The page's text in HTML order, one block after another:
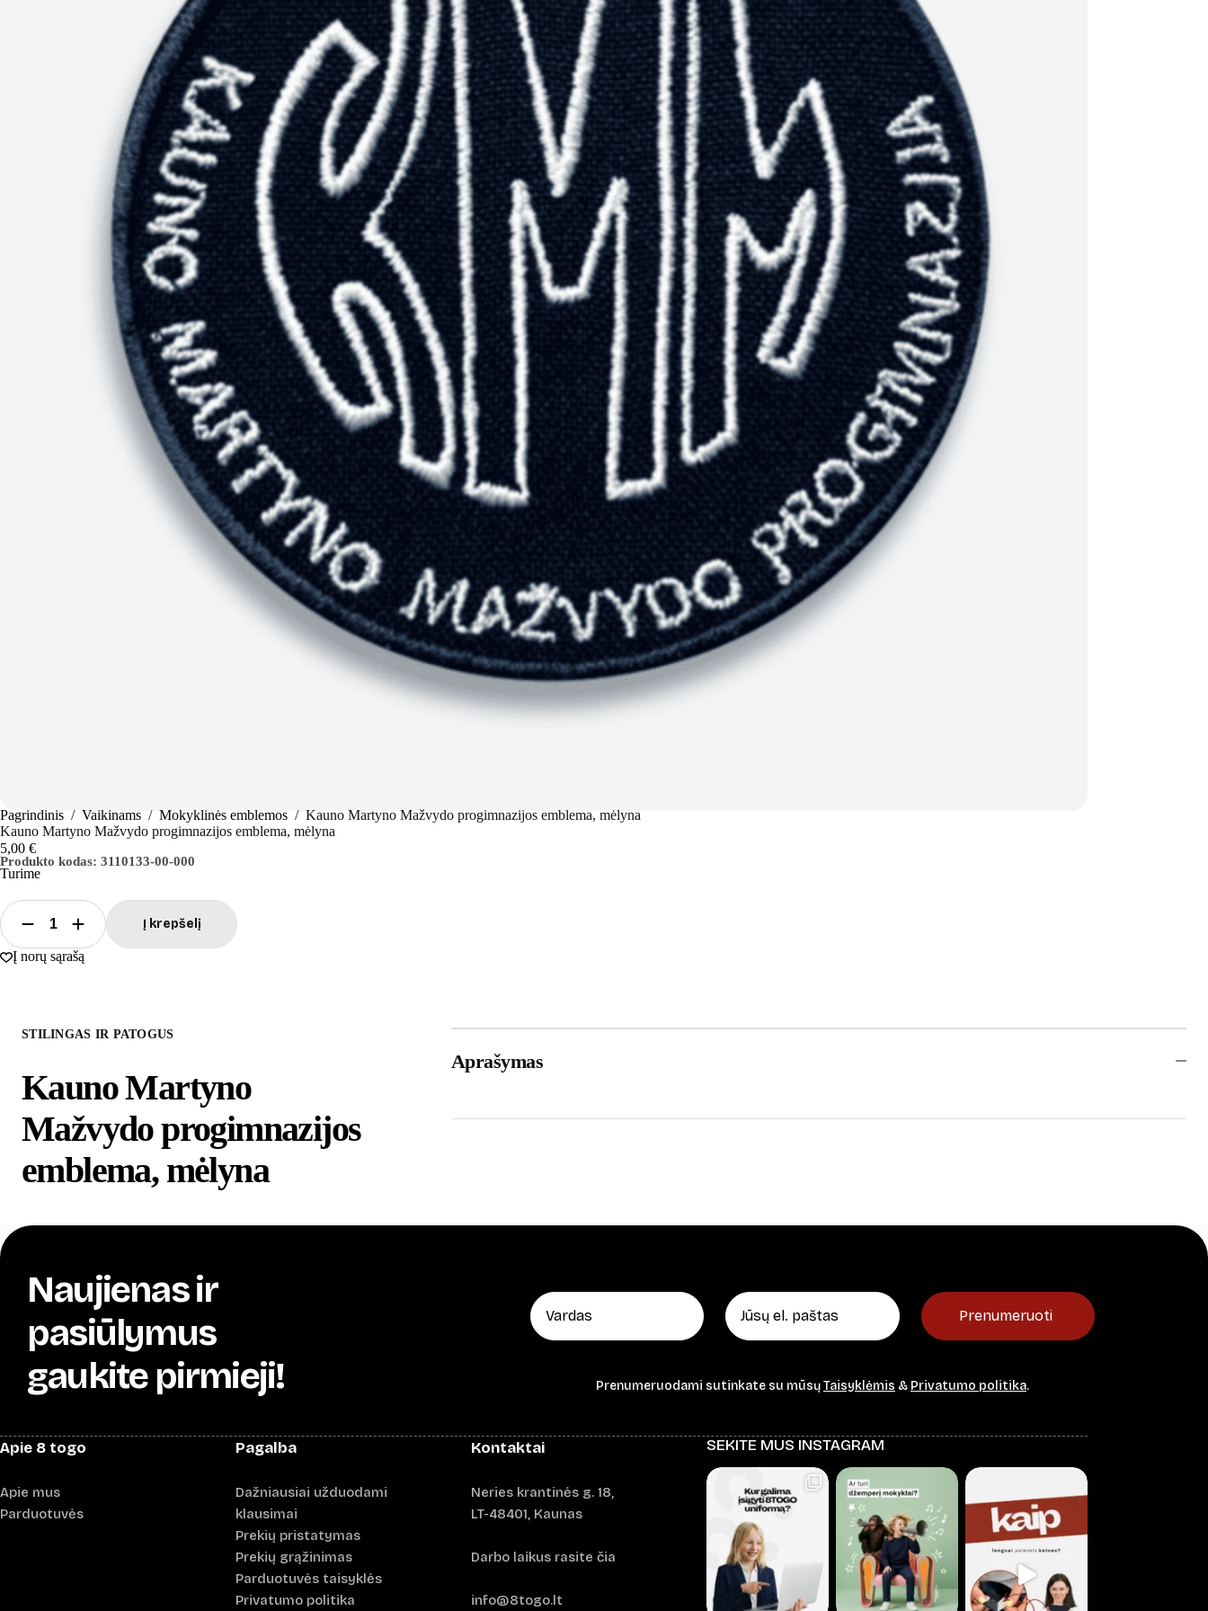
Pagrindinis / Vaikinams / Mokyklinės emblemos / Kauno Martyno Mažvydo progimnazijos emblema, mėlyna
Kauno Martyno Mažvydo progimnazijos emblema, mėlyna
Produkto kodas: 3110133-00-000
5,00 €
Turime
produkto
kiekis:
Kauno
mėlyna
Į krepšelį
Į norų sąrašą
STILINGAS IR PATOGUS
Kauno Martyno
Mažvydo progimnazijos
emblema, mėlyna
Aprašymas
Naujienas ir
pasiūlymus
gaukite pirmieji!
Prenumeruoti
Prenumeruodami sutinkate su mūsųTaisyklėmis & Privatumo politika.
Apie 8 togo
Apie mus
Parduotuvės
Pagalba
Dažniausiai užduodami
klausimai
Prekių pristatymas
Prekių grąžinimas
Parduotuvės taisyklės
Privatumo politika
Kontaktai
Neries krantinės g. 18,
LT-48401, Kaunas
Darbo laikus rasite čia
info@8togo.lt
SEKITE MUS INSTAGRAM